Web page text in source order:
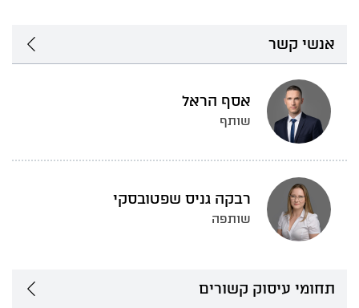
אנשי קשר
אסף הראל
שותף
רבקה גניס שפטובסקי
שותפה
תחומי עיסוק קשורים